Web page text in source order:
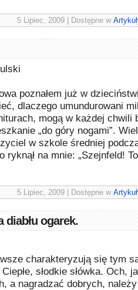
5 Lipiec, 2009 | Dostępne w
poznałem już w
dlaczego umundurowani
mogą w każdej chwili
„do góry nogami”.
w szkole średniej
ryknął na mnie: „Szejnfeld!
5 Lipiec, 2009 | Dostępne w
diabłu ogarek.
charakteryzują się tym
słodkie słówka. Och,
a nagradzać dobrych,